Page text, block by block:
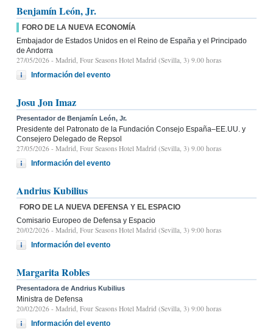
Benjamín León, Jr.
FORO DE LA NUEVA ECONOMÍA
Embajador de Estados Unidos en el Reino de España y el Principado
de Andorra
27/05/2026 - Madrid, Four Seasons Hotel Madrid (Sevilla, 3) 9.00 horas
Información del evento
Josu Jon Imaz
Presentador de Benjamín León, Jr.
Presidente del Patronato de la Fundación Consejo España–EE.UU. y
Consejero Delegado de Repsol
27/05/2026 - Madrid, Four Seasons Hotel Madrid (Sevilla, 3) 9.00 horas
Información del evento
Andrius Kubilius
FORO DE LA NUEVA DEFENSA Y EL ESPACIO
Comisario Europeo de Defensa y Espacio
20/02/2026 - Madrid, Four Seasons Hotel Madrid (Sevilla, 3) 9:00 horas
Información del evento
Margarita Robles
Presentadora de Andrius Kubilius
Ministra de Defensa
20/02/2026 - Madrid, Four Seasons Hotel Madrid (Sevilla, 3) 9:00 horas
Información del evento